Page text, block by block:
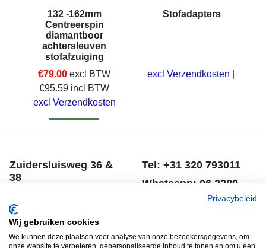
132 -162mm
Centreerspin
diamantboor
achtersleuven
stofafzuiging
€79.00 excl BTW
€95.59 incl BTW
excl Verzendkosten
Stofadapters
excl Verzendkosten
Zuidersluisweg 36 &
38
Nederland
Informatie
Tel: +31 320 793011
Whatsapp: 06 2289
Winkelmandje
Privacybeleid
Wij gebruiken cookies
We kunnen deze plaatsen voor analyse van onze bezoekersgegevens, om
onze website te verbeteren, gepersonaliseerde inhoud te tonen en om u een